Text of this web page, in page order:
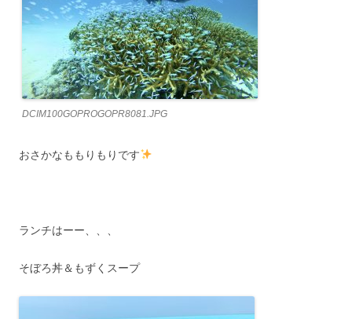
DCIM100GOPROGOPR8081.JPG
おさかなももりもりです
ランチはーー、、、
そぼろ丼＆もずくスープ